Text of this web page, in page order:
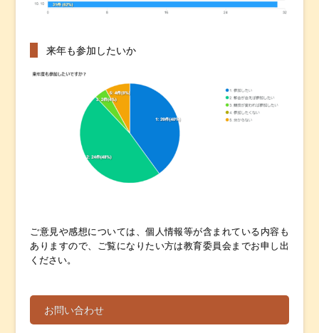
来年も参加したいか
ご意見や感想については、個人情報等が含まれている内容も
ありますので、ご覧になりたい方は教育委員会までお申し出
ください。
お問い合わせ